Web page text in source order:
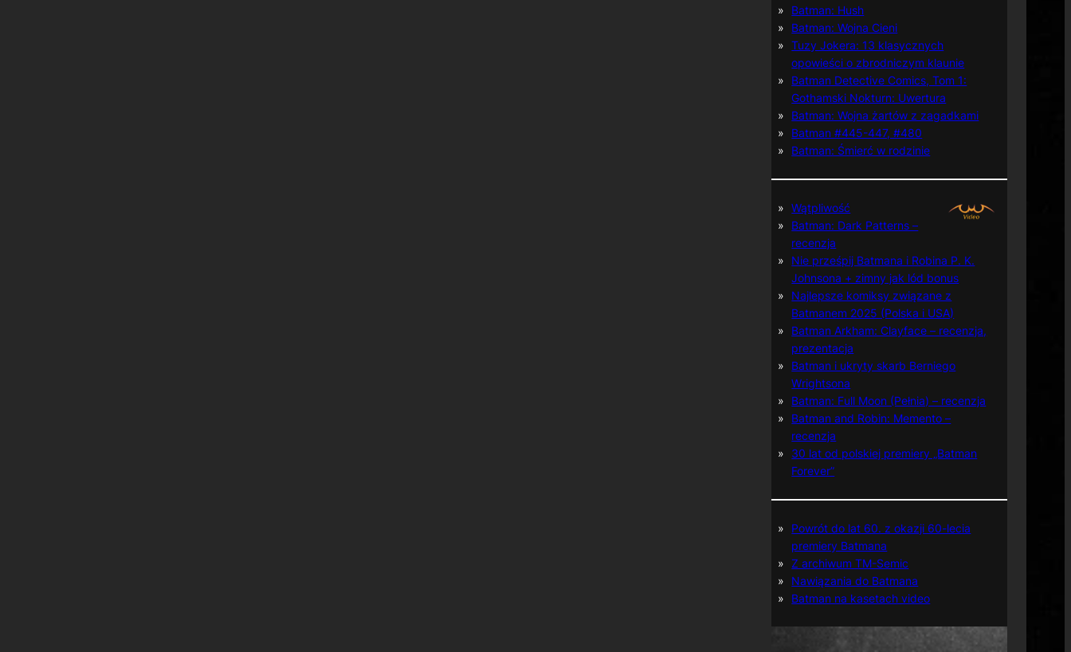
Batman: Hush
Batman: Wojna Cieni
Tuzy Jokera: 13 klasycznych
opowieści o zbrodniczym klaunie
Batman Detective Comics, Tom 1:
Gothamski Nokturn: Uwertura
Batman: Wojna żartów z zagadkami
Batman #445-447, #480
Batman: Śmierć w rodzinie
Wątpliwość
Batman: Dark Patterns –
recenzja
Nie prześpij Batmana i Robina P. K.
Johnsona + zimny jak lód bonus
Najlepsze komiksy związane z
Batmanem 2025 (Polska i USA)
Batman Arkham: Clayface – recenzja,
prezentacja
Batman i ukryty skarb Berniego
Wrightsona
Batman: Full Moon (Pełnia) – recenzja
Batman and Robin: Memento –
recenzja
30 lat od polskiej premiery „Batman
Forever”
Powrót do lat 60. z okazji 60-lecia
premiery Batmana
Z archiwum TM-Semic
Nawiązania do Batmana
Batman na kasetach video